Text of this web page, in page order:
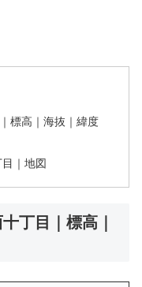
標高｜海抜｜緯度
｜地図
丁目｜標高｜